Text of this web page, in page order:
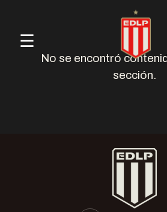
☰
No se encontró
sección.